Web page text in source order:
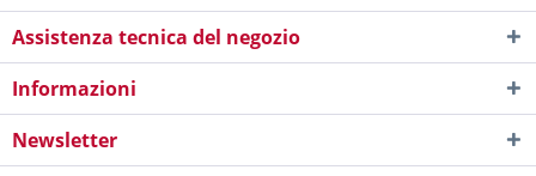
Assistenza tecnica del negozio
Informazioni
Newsletter